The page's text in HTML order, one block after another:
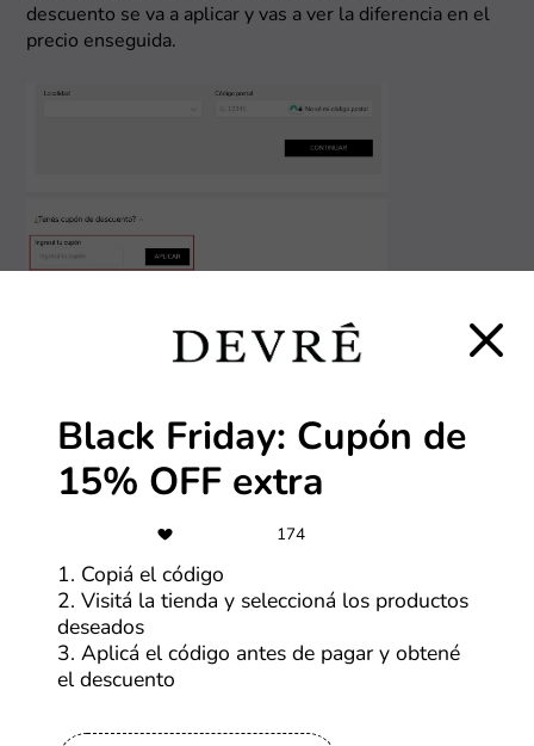
descuento se va a aplicar y vas a ver la diferencia en el
precio enseguida.
¿Cómo aprovechar los descuentos de Devré?
Mirá la lista de descuentos de Devré que aparece arriba
y elegí el que más te interese. Hacé clic en el cupón y
se va a abrir la vista de abajo.
Black Friday: Cupón de
15% OFF extra
174
1. Copiá el código
2. Visitá la tienda y seleccioná los productos
deseados
3. Aplicá el código antes de pagar y obtené
el descuento